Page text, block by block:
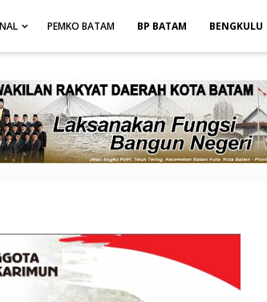
PEMKO BATAM BP BATAM BENGKULU